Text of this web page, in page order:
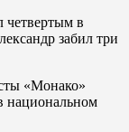
четвертым в
забил три
«Монако»
национальном